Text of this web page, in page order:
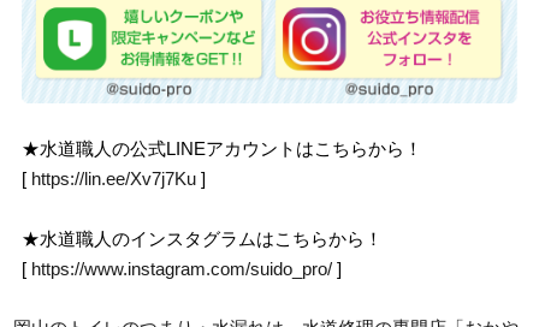
★水道職人の公式LINEアカウントはこちらから！
[ https://lin.ee/Xv7j7Ku ]
★水道職人のインスタグラムはこちらから！
[ https://www.instagram.com/suido_pro/ ]